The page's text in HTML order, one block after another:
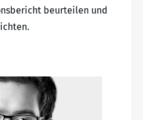
beurteilen und